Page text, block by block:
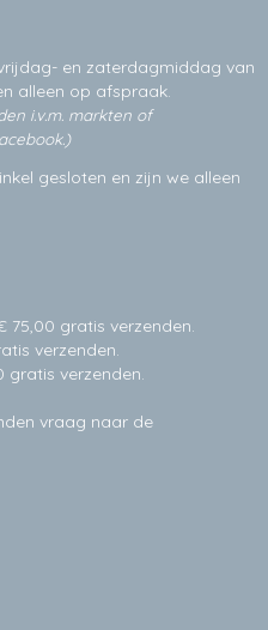
en zaterdagmiddag van
alleen op afspraak.
i.v.m. markten of
gesloten en zijn we alleen
75,00 gratis verzenden.
verzenden.
gratis verzenden.
vraag naar de